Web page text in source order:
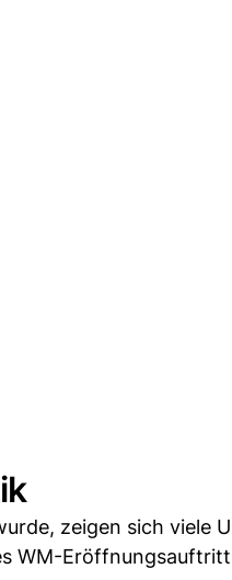
zeigen sich viele
WM-